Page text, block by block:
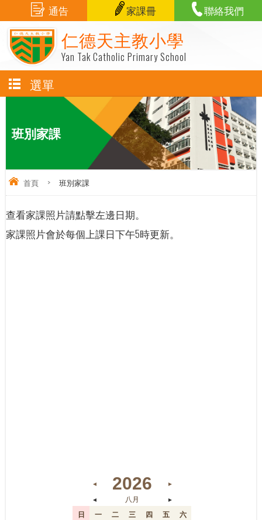
仁德天主教小學
Yan Tak Catholic Primary School
通告 家課冊 聯絡我們
選單
班別家課
首頁 > 班別家課
查看家課照片請點擊左邊日期。
家課照片會於每個上課日下午5時更新。
◄ 2026
►
◄
八月 ►
日 一 二 三 四 五
六